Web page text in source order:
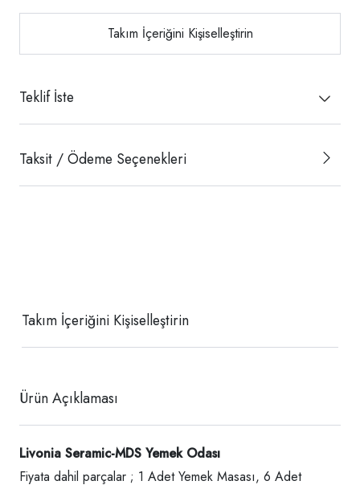
Takım İçeriğini Kişiselleştirin
Teklif İste
Taksit / Ödeme Seçenekleri
Takım İçeriğini Kişiselleştirin
Ürün Açıklaması
Livonia Seramic-MDS Yemek Odası
Fiyata dahil parçalar ; 1 Adet Yemek Masası, 6 Adet